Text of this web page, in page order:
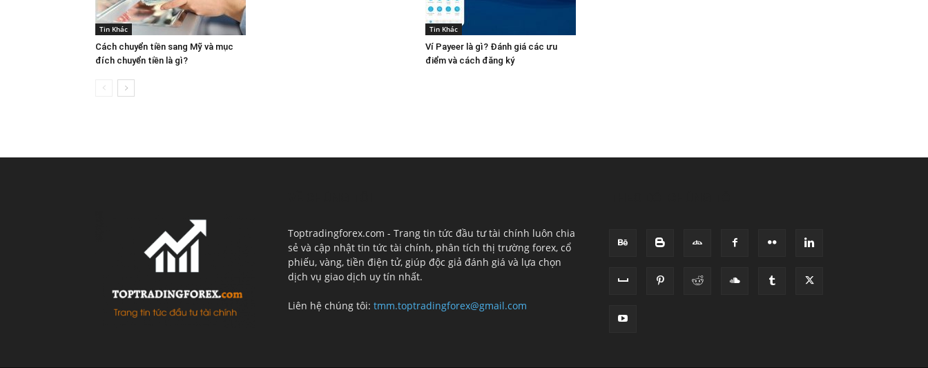
Tin Khác
Cách chuyển tiền sang Mỹ và mục
đích chuyển tiền là gì?
Tin Khác
Ví Payeer là gì? Đánh giá các ưu
điểm và cách đăng ký
Toptradingforex.com - Trang tin tức đầu tư tài chính luôn chia
sẻ và cập nhật tin tức tài chính, phân tích thị trường forex, cổ
phiếu, vàng, tiền điện tử, giúp độc giả đánh giá và lựa chọn
dịch vụ giao dịch uy tín nhất.
Liên hệ chúng tôi: tmm.toptradingforex@gmail.com